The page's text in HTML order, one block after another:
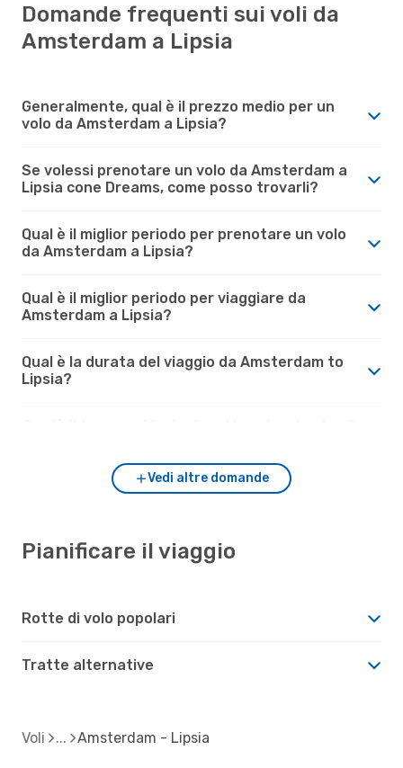
Domande frequenti sui voli da
Amsterdam a Lipsia
Generalmente, qual è il prezzo medio per un
volo da Amsterdam a Lipsia?
Se volessi prenotare un volo da Amsterdam a
Lipsia cone Dreams, come posso trovarli?
Qual è il miglior periodo per prenotare un volo
da Amsterdam a Lipsia?
Qual è il miglior periodo per viaggiare da
Amsterdam a Lipsia?
Qual è la durata del viaggio da Amsterdam to
Lipsia?
Vedi altre domande
Pianificare il viaggio
Rotte di volo popolari
Tratte alternative
Voli Amsterdam - Lipsia